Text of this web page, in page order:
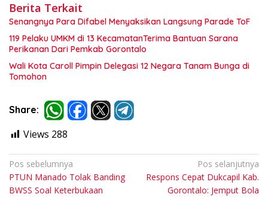
Berita Terkait
Senangnya Para Difabel Menyaksikan Langsung Parade ToF
119 Pelaku UMKM di 13 KecamatanTerima Bantuan Sarana
Perikanan Dari Pemkab Gorontalo
Wali Kota Caroll Pimpin Delegasi 12 Negara Tanam Bunga di
Tomohon
Share:
Views 288
Navigasi
pos
Pos sebelumnya
PTUN Manado Tolak Banding
BWSS Soal Keterbukaan
Pos selanjutnya
Respons Cepat Dukcapil Kab.
Gorontalo: Jemput Bola